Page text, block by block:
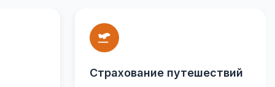
Страхование путешествий